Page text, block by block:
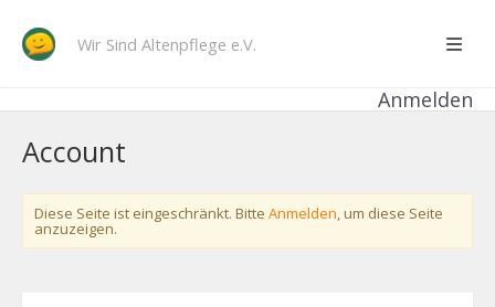
Wir Sind Altenpflege e.V.
Anmelden
Account
Diese Seite ist eingeschränkt. Bitte Anmelden, um diese Seite
anzuzeigen.